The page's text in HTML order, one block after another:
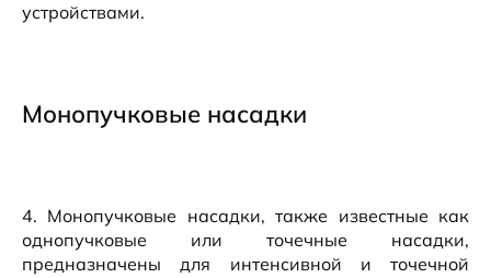
устройствами.
Монопучковые насадки
4. Монопучковые насадки, также известные как
однопучковые или точечные насадки,
предназначены для интенсивной и точечной